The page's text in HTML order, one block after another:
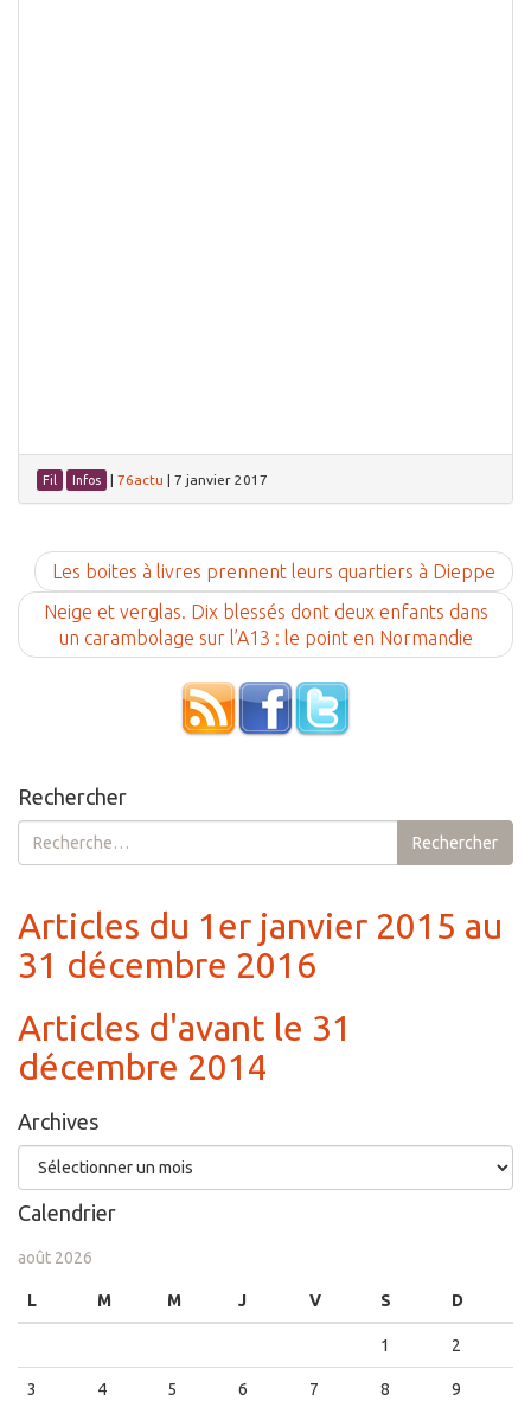
Fil Infos 76actu 7 janvier 2017
Les boites à livres prennent leurs quartiers à Dieppe
Neige et verglas. Dix blessés dont deux enfants dans
un carambolage sur l’A13 : le point en Normandie
Rechercher
Rechercher :
Rechercher
Articles du 1er janvier 2015 au
31 décembre 2016
Articles d'avant le 31
décembre 2014
Archives
Archives
Calendrier
août 2026
L M M J V S D
1 2
3 4 5 6 7 8 9